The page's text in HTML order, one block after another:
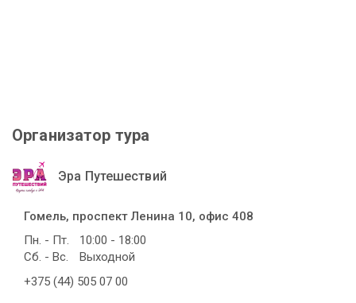
Организатор тура
Эра Путешествий
Гомель, проспект Ленина 10, офис 408
Пн. - Пт.
10:00 - 18:00
Сб. - Вс.
Выходной
+375 (44) 505 07 00